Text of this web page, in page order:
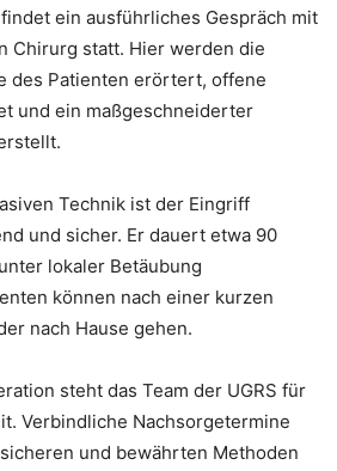
ein ausführliches Gespräch mit
Chirurg statt. Hier werden die
des Patienten erörtert, offene
und ein maßgeschneiderter
Technik ist der Eingriff
und sicher. Er dauert etwa 90
lokaler Betäubung
können nach einer kurzen
nach Hause gehen.
steht das Team der UGRS für
Verbindliche Nachsorgetermine
und bewährten Methoden